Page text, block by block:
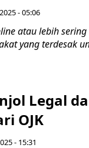
- 05:06
atau lebih
yang terdesak
Legal
OJK
- 15:31